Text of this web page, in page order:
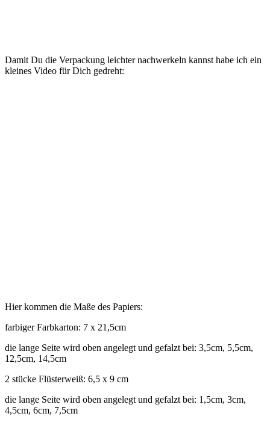
Damit Du die Verpackung leichter nachwerkeln kannst habe ich ein
kleines Video für Dich gedreht:
Hier kommen die Maße des Papiers:
farbiger Farbkarton: 7 x 21,5cm
die lange Seite wird oben angelegt und gefalzt bei: 3,5cm, 5,5cm,
12,5cm, 14,5cm
2 stücke Flüsterweiß: 6,5 x 9 cm
die lange Seite wird oben angelegt und gefalzt bei: 1,5cm, 3cm,
4,5cm, 6cm, 7,5cm